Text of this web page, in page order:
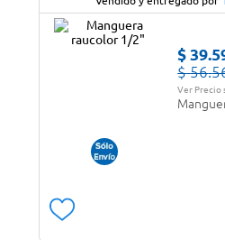
$ 39.
$ 56.
Ver Precio